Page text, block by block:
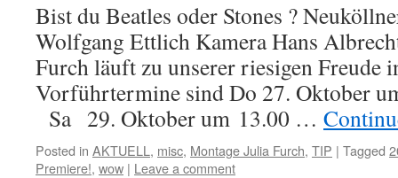
Bist du Beatles oder Stones ?
Wolfgang Ettlich Kamera Hans
Furch läuft zu unserer riesigen Freude
Vorführtermine sind Do 27. Oktober
Sa 29. Oktober um 13.00 …
Posted in AKTUELL , misc, Montage Julia Furch, TIP | Tagged
Premiere!, wow | Leave a comment